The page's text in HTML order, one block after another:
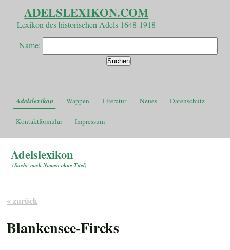
ADELSLEXIKON.COM
Lexikon des historischen Adels 1648-1918
Name:
Adelslexikon Wappen Literatur Neues Datenschutz
Kontaktformular Impressum
Adelslexikon
(Suche nach Namen ohne Titel)
« zurück
Blankensee-Fircks